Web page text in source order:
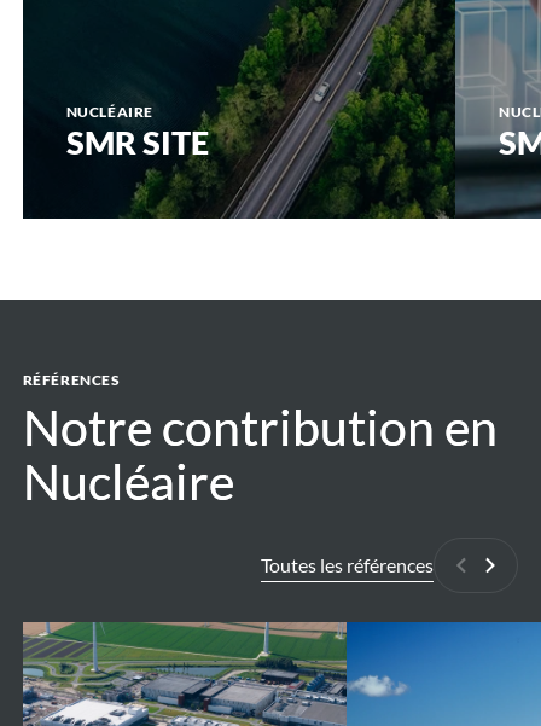
NUCLÉAIRE
SMR SITE
RÉFÉRENCES
Notre contribution en
Nucléaire
Notre contribution en
Nucléaire
Toutes les références
Borssele
NPP
Extension
Independent
Cost
Assessment